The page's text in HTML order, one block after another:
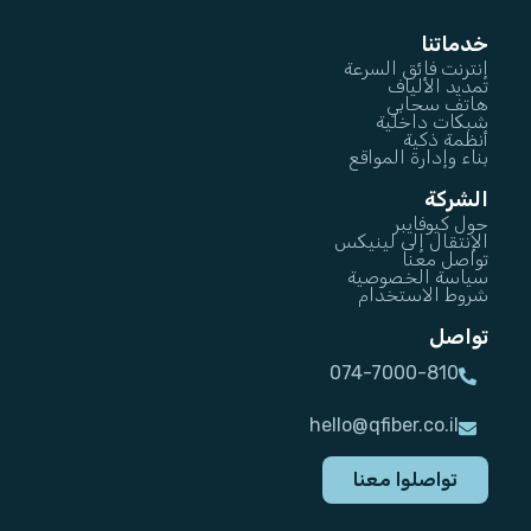
خدماتنا
إنترنت فائق السرعة
تمديد الألياف
هاتف سحابي
شبكات داخلية
أنظمة ذكية
بناء وإدارة المواقع
الشركة
حول كيوفايبر
الإنتقال إلى لينيكس
تواصل معنا
سياسة الخصوصية
شروط الاستخدام
تواصل
074-7000-810
hello@qfiber.co.il
تواصلوا معنا